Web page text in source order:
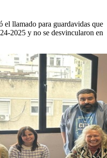
llamado para guardavidas que
2025 y no se desvincularon en